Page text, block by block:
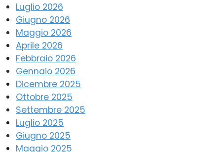
Luglio 2026
Giugno 2026
Maggio 2026
Aprile 2026
Febbraio 2026
Gennaio 2026
Dicembre 2025
Ottobre 2025
Settembre 2025
Luglio 2025
Giugno 2025
Maggio 2025